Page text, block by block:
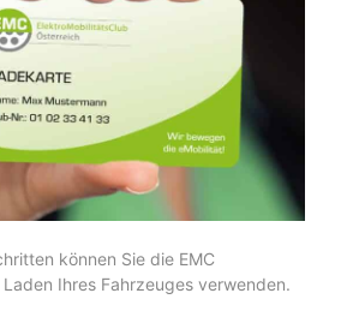
können Sie die EMC
Ihres Fahrzeuges verwenden.